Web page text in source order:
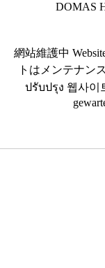
DOMAS
網站維護中
トはメンテナン
ปรับปรุง 웹사이